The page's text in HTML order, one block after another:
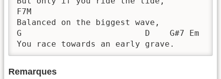
F7M
Balanced on the biggest wave,
G                         D    G#7 Em
You race towards an early grave.
Remarques